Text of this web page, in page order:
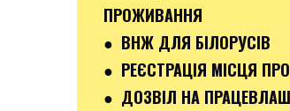
ПРОЖИВАННЯ
● ВНЖ ДЛЯ БІЛОРУСІВ
● РЕЄСТРАЦІЯ МІСЦЯ
● ДОЗВІЛ НА